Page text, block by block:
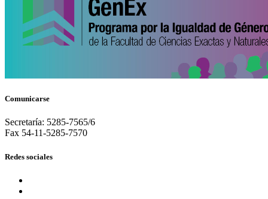
Comunicarse
Secretaría: 5285-7565/6
Fax 54-11-5285-7570
Redes sociales